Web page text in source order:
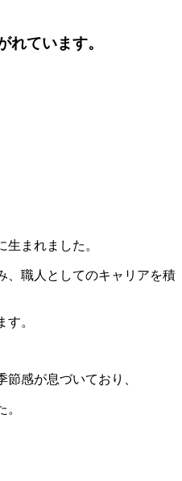
れています。
生まれました。
、職人としてのキャリアを積
。
感が息づいており、